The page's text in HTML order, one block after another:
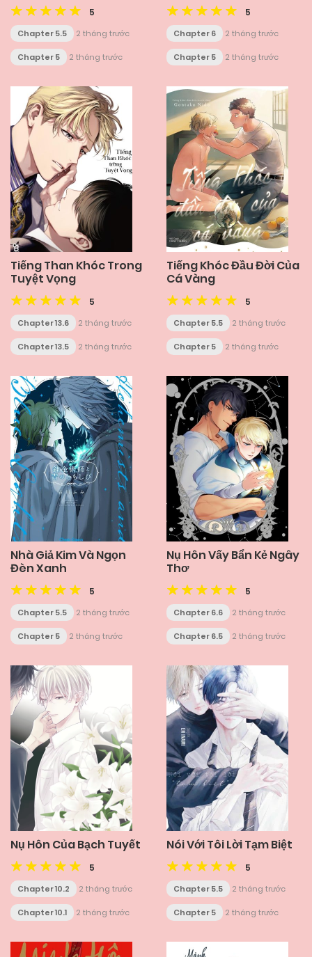
5
Chapter 5.5 2 tháng trước
Chapter 5 2 tháng trước
5
Chapter 6 2 tháng trước
Chapter 5 2 tháng trước
Tiếng Than Khóc Trong
Tuyệt Vọng
5
Chapter 13.6 2 tháng trước
Chapter 13.5 2 tháng trước
Tiếng Khóc Đầu Đời Của
Cá Vàng
5
Chapter 5.5 2 tháng trước
Chapter 5 2 tháng trước
Nhà Giả Kim Và Ngọn
Đèn Xanh
5
Chapter 5.5 2 tháng trước
Chapter 5 2 tháng trước
Nụ Hôn Vấy Bẩn Kẻ Ngây
Thơ
5
Chapter 6.6 2 tháng trước
Chapter 6.5 2 tháng trước
Nụ Hôn Của Bạch Tuyết
5
Chapter 10.2 2 tháng trước
Chapter 10.1 2 tháng trước
Nói Với Tôi Lời Tạm Biệt
5
Chapter 5.5 2 tháng trước
Chapter 5 2 tháng trước